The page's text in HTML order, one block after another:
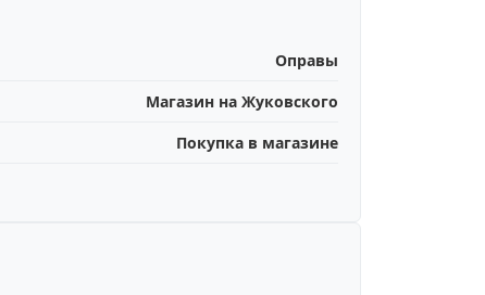
Оправы
Магазин на Жуковского
Покупка в магазине